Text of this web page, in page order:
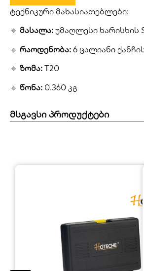
ტექნიკური მახასიათებლები:
🔹 მასალა: უმაღლესი
🔹 რაოდენობა: 6 ცალიანი
🔹 ზომა: T20
🔹 წონა: 0.360 კგ
მსგავსი პროდუქტები